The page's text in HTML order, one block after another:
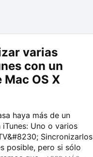
varias
con un
OS X
haya más de un
Uno o varios
Sincronizarlos
posible, pero si sólo